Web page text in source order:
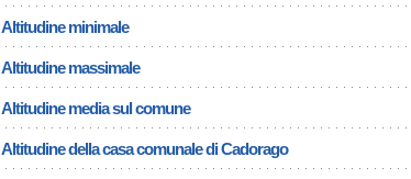
Altitudine minimale
Altitudine massimale
Altitudine media sul comune
Altitudine della casa comunale di Cadorago